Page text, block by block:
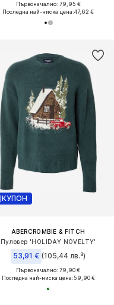
Първоначално: 79,95 €
Последна най-ниска цена:47,62 €
КУПОН
ABERCROMBIE & FITCH
Пуловер 'HOLIDAY NOVELTY'
53,91 € (105,44 лв.³)
Първоначално: 79,90 €
Последна най-ниска цена:59,90 €